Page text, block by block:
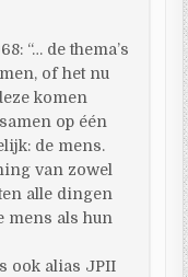
“… de thema’s
of het nu
komen
op één
de mens.
van zowel
alle dingen
mens als hun
ook alias JPII